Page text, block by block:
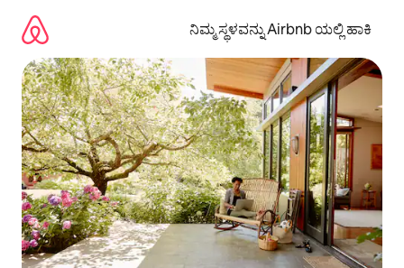
ಹೋಗಿ
ನಿಮ್ಮ ಸ್ಥಳವನ್ನು Airbnb ಯಲ್ಲಿ ಹಾಕಿ